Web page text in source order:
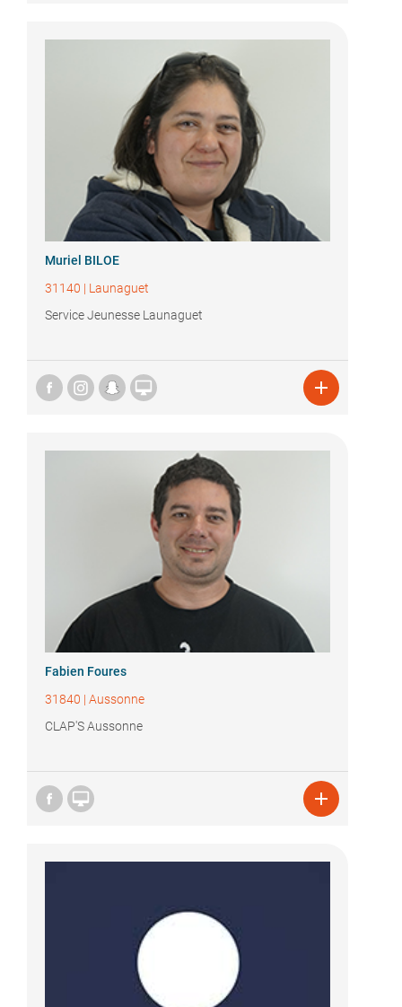
Muriel BILOE
31140 | Launaguet
Service Jeunesse Launaguet
 
Fabien Foures
31840 | Aussonne
CLAP'S Aussonne
 